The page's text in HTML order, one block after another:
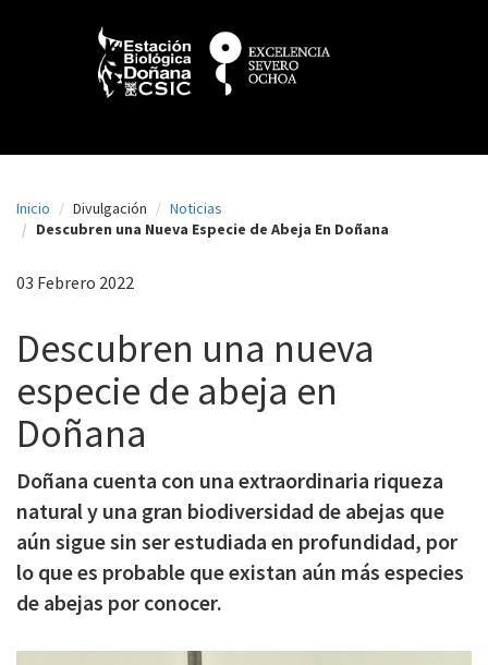
g
Inicio Divulgación
Noticias
Descubren una Nueva Especie de Abeja En Doñana
03 Febrero 2022
Descubren una nueva
especie de abeja en
Doñana
Doñana cuenta con una extraordinaria riqueza
natural y una gran biodiversidad de abejas que
aún sigue sin ser estudiada en profundidad, por
lo que es probable que existan aún más especies
de abejas por conocer.